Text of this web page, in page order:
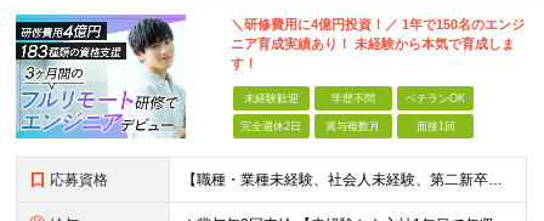
＼研修費用に4億円投資！／ 1年で150名のエンジ
ニア育成実績あり！ 未経験から本気で育成しま
す！
未経験歓迎 学歴不問 ベテランOK
完全週休2日 賞与複数月 面接1回
応募資格 【職種・業種未経験、社会人未経験、第二新卒、歓迎します】 ◆35歳以下の方 └長期キャリア形成のため、年齢制限をかけた募集となります。 ◆学歴不問 《こんな方に向いています！》 ■自身のスキルアップ